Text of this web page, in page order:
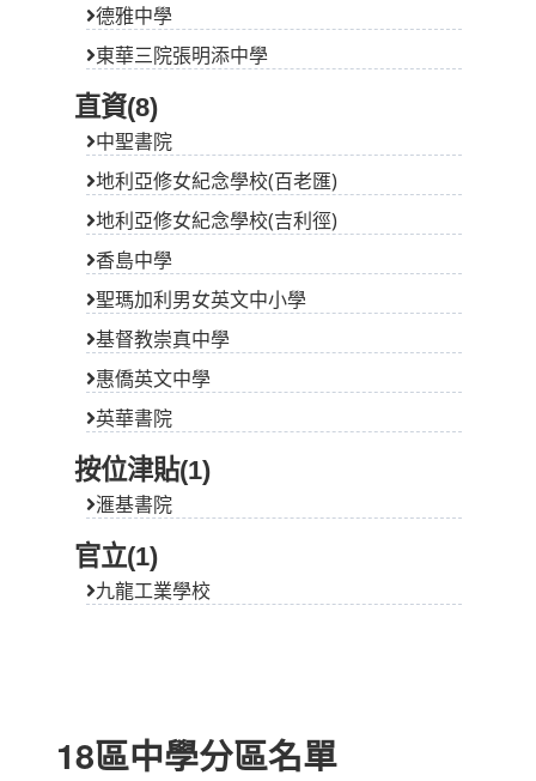
德雅中學
東華三院張明添中學
直資(8)
中聖書院
地利亞修女紀念學校(百老匯)
地利亞修女紀念學校(吉利徑)
香島中學
聖瑪加利男女英文中小學
基督教崇真中學
惠僑英文中學
英華書院
按位津貼(1)
滙基書院
官立(1)
九龍工業學校
18區中學分區名單